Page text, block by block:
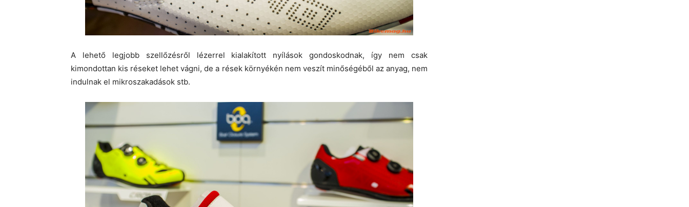
A lehető legjobb szellőzésről lézerrel kialakított nyílások gondoskodnak, így nem csak
kimondottan kis réseket lehet vágni, de a rések környékén nem veszít minőségéből az anyag, nem
indulnak el mikroszakadások stb.